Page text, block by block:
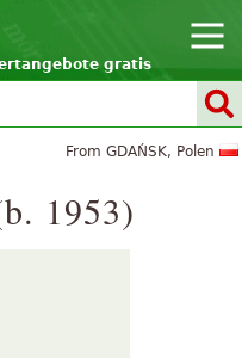
gratis
From GDAŃSK, Polen
1953)